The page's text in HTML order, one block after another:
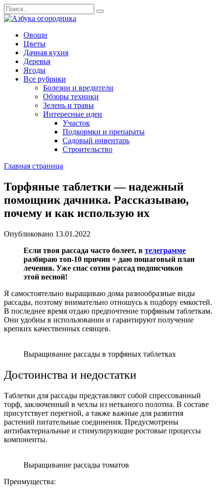
Перейти
к
содержанию
Search
for:
Овощи
Цветы
Дачная кухня
Деревья
Ягоды
Все рубрики
Болезни и вредители
Обзоры техники
Зелень и травы
Интересные идеи
Участок
Подкормки и препараты
Садовый инвентарь
Строительство
Главная страница
Торфяные таблетки — надежный
помощник дачника. Рассказываю,
почему и как использую их
Опубликовано 13.01.2022
Если твоя рассада часто болеет, в телеграмме
разбираю топ-10 причин + даю пошаговый план
лечения. Уже спас сотни рассад подписчиков
этой весной!
Я самостоятельно выращиваю дома разнообразные виды
рассады, поэтому внимательно отношусь к подбору емкостей.
В последнее время отдаю предпочтение торфяным таблеткам.
Они удобны в использовании и гарантируют получение
крепких качественных сеянцев.
Выращивание рассады в торфяных таблетках
Достоинства и недостатки
Таблетки для рассады представляют собой спрессованный
торф, заключенный в чехлы из нетканого полотна. В составе
присутствует перегной, а также важные для развития
растений питательные соединения. Предусмотрены
антибактериальные и стимулирующие ростовые процессы
компоненты.
Выращивание рассады томатов
Преимущества: